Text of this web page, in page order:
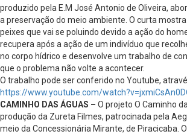
produzido pela E.M José Antonio de Oliveira,
a preservação do meio ambiente. O curta
peixes que vai se poluindo devido a ação do
recupera após a ação de um indivíduo que
no corpo hídrico e desenvolve um trabalho de
que o problema não volte a acontecer.
O trabalho pode ser conferido no Youtube,
https://www.youtube.com/
CAMINHO DAS ÁGUAS – O projeto O Caminho
produção da Zureta Filmes, patrocinada pela
meio da Concessionária Mirante, de Piracicaba.